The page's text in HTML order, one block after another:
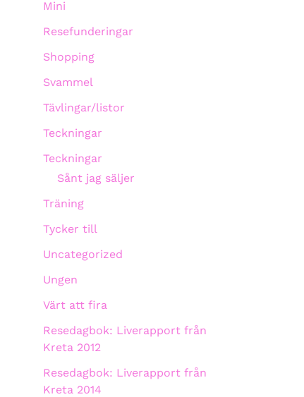
Mini
Resefunderingar
Shopping
Svammel
Tävlingar/listor
Teckningar
Teckningar
Sånt jag säljer
Träning
Tycker till
Uncategorized
Ungen
Värt att fira
Resedagbok: Liverapport från
Kreta 2012
Resedagbok: Liverapport från
Kreta 2014